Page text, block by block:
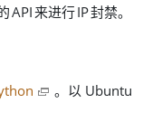
API来进行IP封禁。
。 以 Ubuntu